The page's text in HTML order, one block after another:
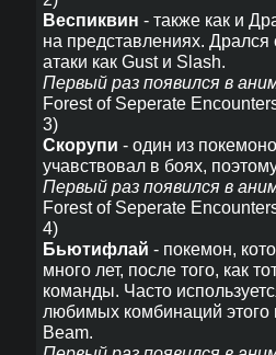
Веспиквин - также как и
на представлениях. Дрался
атаки как Gust и Slash.
Первый раз появился в
Forest of Seperate
3)
Скорупи - один из
учавствовал в боях,
Первый раз появился в
Forest of Seperate
4)
Бьютифлай - покемон,
много лет, после того, как
команды. Часто
любимых комбинаций
Beam.